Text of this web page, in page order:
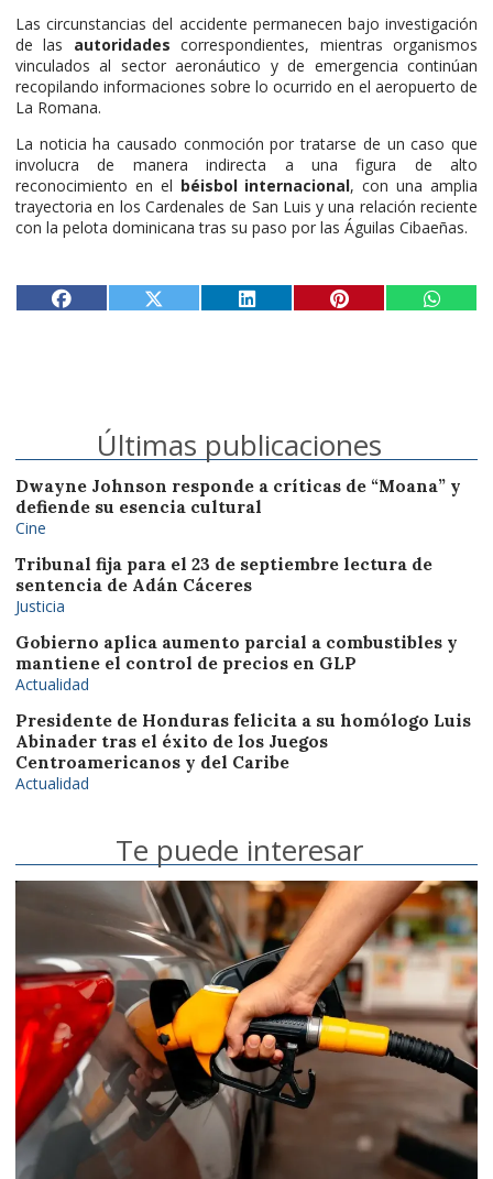
Las circunstancias del accidente permanecen bajo investigación
de las
autoridades correspondientes, mientras organismos
vinculados al sector aeronáutico y de emergencia continúan
recopilando informaciones sobre lo ocurrido en el aeropuerto de
La Romana.
La noticia ha causado conmoción por tratarse de un caso que
involucra de manera indirecta a una figura de alto
reconocimiento en el béisbol internacional, con una amplia
trayectoria en los Cardenales de San Luis y una relación reciente
con la pelota dominicana tras su paso por las Águilas Cibaeñas.
Últimas publicaciones
Dwayne Johnson responde a críticas de “Moana” y
defiende su esencia cultural
Cine
Tribunal fija para el 23 de septiembre lectura de
sentencia de Adán Cáceres
Justicia
Gobierno aplica aumento parcial a combustibles y
mantiene el control de precios en GLP
Actualidad
Presidente de Honduras felicita a su homólogo Luis
Abinader tras el éxito de los Juegos
Centroamericanos y del Caribe
Actualidad
Te puede interesar